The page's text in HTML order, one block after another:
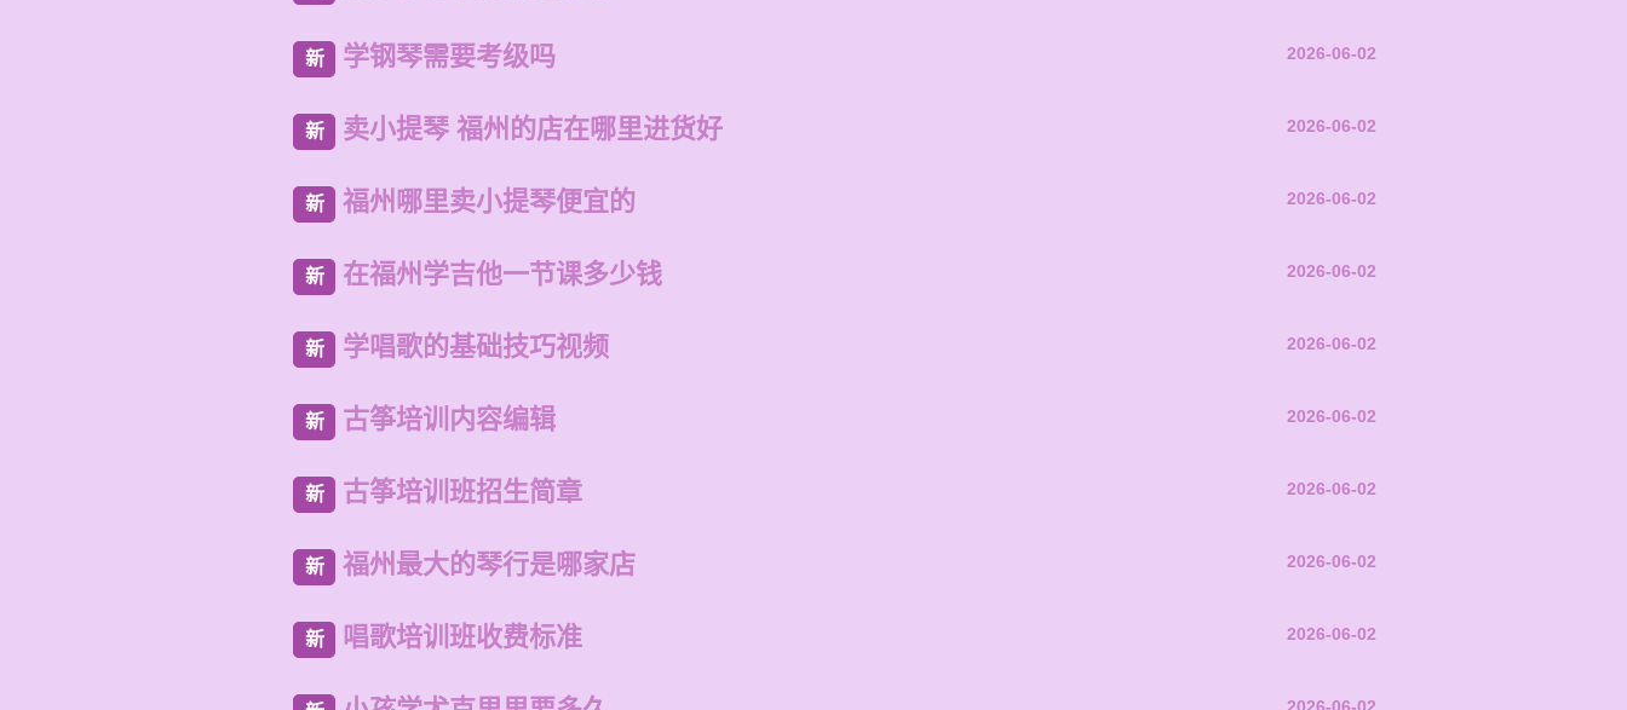
新 学钢琴需要考级吗 2026-06-02
新 卖小提琴 福州的店在哪里进货好 2026-06-02
新 福州哪里卖小提琴便宜的 2026-06-02
新 在福州学吉他一节课多少钱 2026-06-02
新 学唱歌的基础技巧视频 2026-06-02
新 古筝培训内容编辑 2026-06-02
新 古筝培训班招生简章 2026-06-02
新 福州最大的琴行是哪家店 2026-06-02
新 唱歌培训班收费标准 2026-06-02